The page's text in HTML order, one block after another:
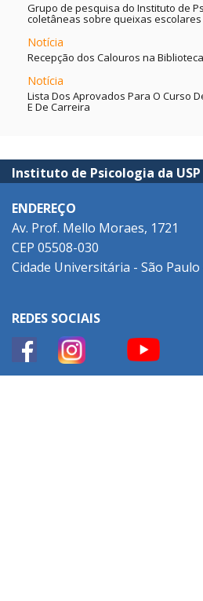
Grupo de pesquisa do Instituto de
coletâneas sobre queixas escolares
Notícia
Recepção dos Calouros na Biblioteca
Notícia
Lista Dos Aprovados Para O Curso
E De Carreira
Instituto de Psicologia da USP
ENDEREÇO
Av. Prof. Mello Moraes, 1721
CEP 05508-030
Cidade Universitária - São Paulo
REDES SOCIAIS